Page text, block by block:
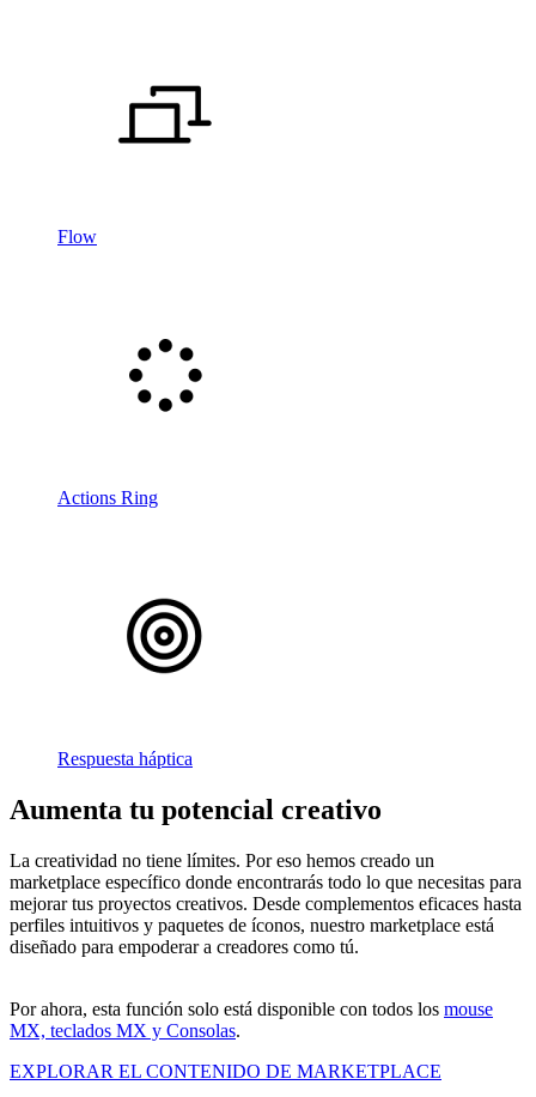
Flow
Actions Ring
Respuesta háptica
Aumenta tu potencial creativo
La creatividad no tiene límites. Por eso hemos creado un
marketplace específico donde encontrarás todo lo que necesitas para
mejorar tus proyectos creativos. Desde complementos eficaces hasta
perfiles intuitivos y paquetes de íconos, nuestro marketplace está
diseñado para empoderar a creadores como tú.
Por ahora, esta función solo está disponible con todos los mouse
MX, teclados MX y Consolas.
EXPLORAR EL CONTENIDO DE MARKETPLACE